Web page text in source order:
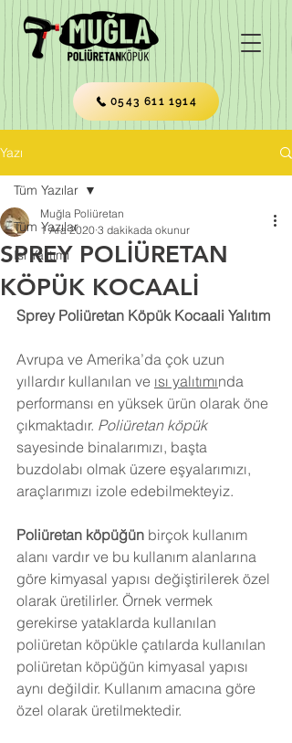
0543 611 1914
Yazı
Tüm Yazılar
Isı Yalıtımı
Tüm Yazılar
SPREY POLİÜRETAN
KÖPÜK KOCAALİ
Muğla Poliüretan
1 Ara 2020 3 dakikada okunur
Sprey Poliüretan Köpük Kocaali Yalıtım
Avrupa ve Amerika’da çok uzun
yıllardır kullanılan ve ısı yalıtımında
performansı en yüksek ürün olarak öne
çıkmaktadır. Poliüretan köpük
sayesinde binalarımızı, başta
buzdolabı olmak üzere eşyalarımızı,
araçlarımızı izole edebilmekteyiz.
Poliüretan köpüğün birçok kullanım
alanı vardır ve bu kullanım alanlarına
göre kimyasal yapısı değiştirilerek özel
olarak üretilirler. Örnek vermek
gerekirse yataklarda kullanılan
poliüretan köpükle çatılarda kullanılan
poliüretan köpüğün kimyasal yapısı
aynı değildir. Kullanım amacına göre
özel olarak üretilmektedir.